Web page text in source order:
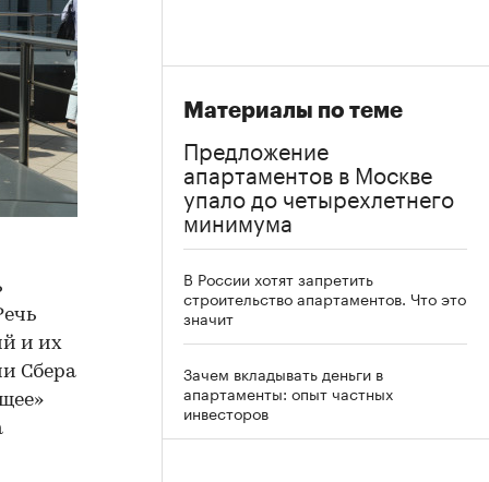
и их
Сбера
Материалы по теме
Предложение
апартаментов в Москве
упало до четырехлетнего
минимума
В России хотят запретить
строительство апартаментов. Что это
значит
Зачем вкладывать деньги в
апартаменты: опыт частных
инвесторов